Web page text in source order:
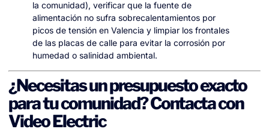
la comunidad), verificar que la fuente de
alimentación no sufra sobrecalentamientos por
picos de tensión en Valencia y limpiar los frontales
de las placas de calle para evitar la corrosión por
humedad o salinidad ambiental.
¿Necesitas un presupuesto exacto
para tu comunidad? Contacta con
Video Electric